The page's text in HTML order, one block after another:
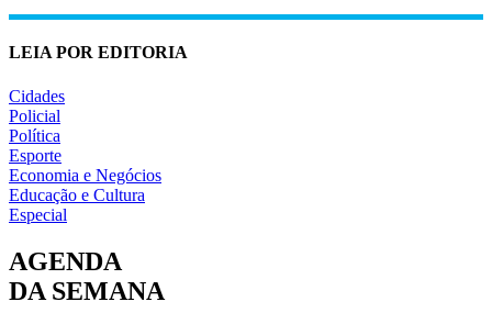
LEIA POR EDITORIA
Cidades
Policial
Política
Esporte
Economia e Negócios
Educação e Cultura
Especial
AGENDA
DA SEMANA